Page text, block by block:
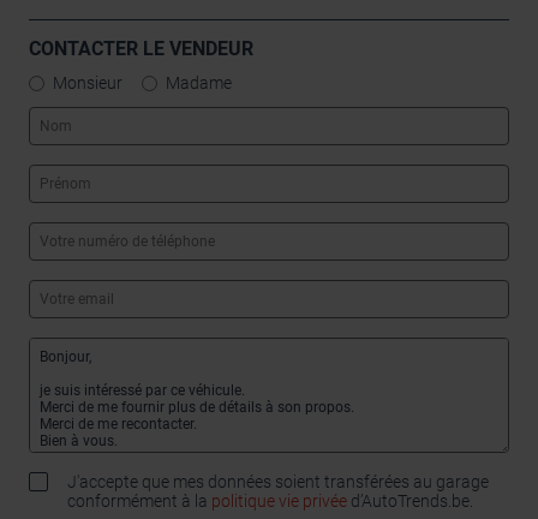
CONTACTER LE VENDEUR
Monsieur Madame
J'accepte que mes données soient transférées au garage
conformément à la politique vie privée d’AutoTrends.be.